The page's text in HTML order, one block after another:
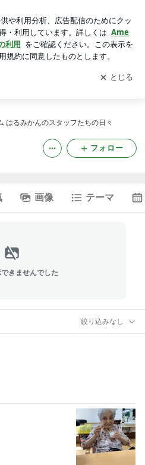
グの更新通知
を受け取りまし
開く
はるみかんのスタッフたちの日々
フォロー
画像 テーマ
きませんでした
絞り込みなし